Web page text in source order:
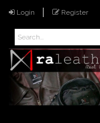
Login Register